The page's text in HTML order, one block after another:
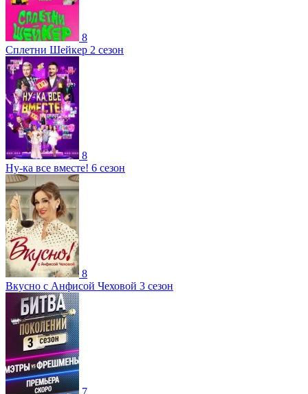
8
Сплетни Шейкер 2 сезон
8
Ну-ка все вместе! 6 сезон
8
Вкусно с Анфисой Чеховой 3 сезон
7